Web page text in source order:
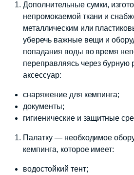
Дополнительные сумки,
непромокаемой ткани и
металлическим или
уберечь важные вещи и
попадания воды во время
переправляясь через бурную
аксессуар:
снаряжение для кемпинга;
документы;
гигиенические и защитные
Палатку — необходимое
кемпинга, которое имеет:
водостойкий тент;